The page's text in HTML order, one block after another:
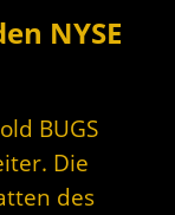
NYSE
BUGS
Die
des